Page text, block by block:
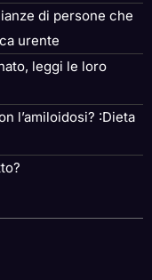
di persone che
urente
leggi le loro
l’amiloidosi? :Dieta